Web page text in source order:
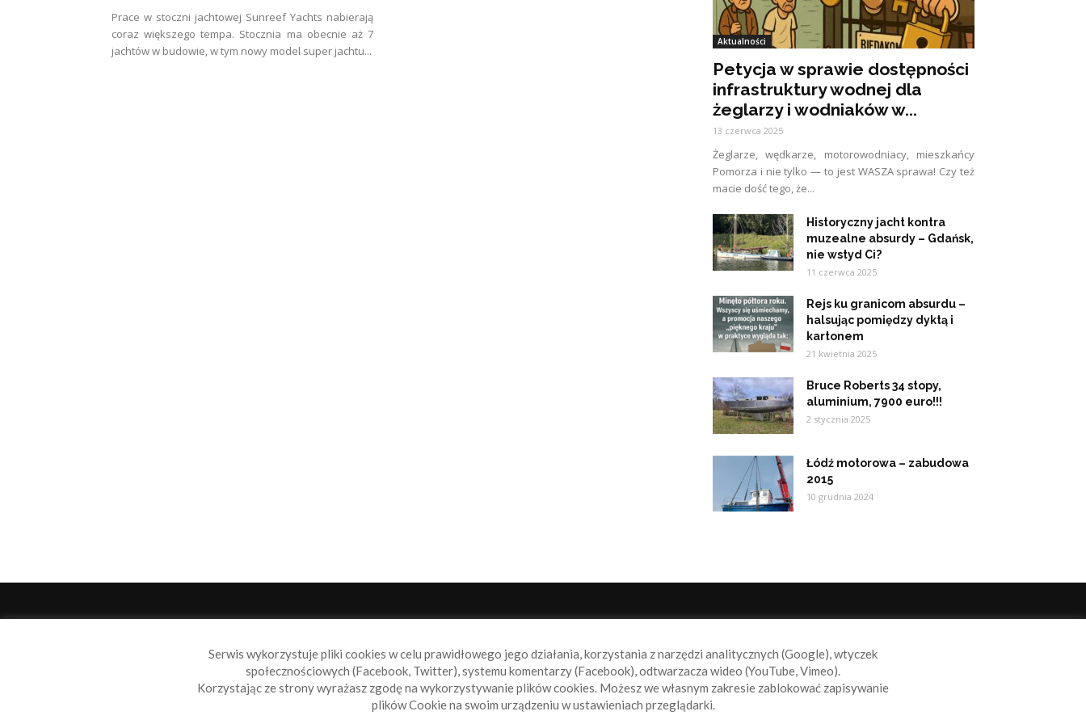
Prace w stoczni jachtowej Sunreef Yachts nabierają
coraz większego tempa. Stocznia ma obecnie aż 7
jachtów w budowie, w tym nowy model super jachtu...
Aktualności
Petycja w sprawie dostępności
infrastruktury wodnej dla
żeglarzy i wodniaków w...
13 czerwca 2025
Żeglarze, wędkarze, motorowodniacy, mieszkańcy
Pomorza i nie tylko — to jest WASZA sprawa! Czy też
macie dość tego, że...
Historyczny jacht kontra
muzealne absurdy – Gdańsk,
nie wstyd Ci?
11 czerwca 2025
Rejs ku granicom absurdu –
halsując pomiędzy dyktą i
kartonem
21 kwietnia 2025
Bruce Roberts 34 stopy,
aluminium, 7900 euro!!!
2 stycznia 2025
Łódź motorowa – zabudowa
2015
10 grudnia 2024
Sailbook.pl to miejsce dla wszystkich, którzy szukają aktualnych
wiadomości ze świata żeglarstwa, świata motorowodniactwa i
nie tylko.
Serwis wykorzystuje pliki cookies w celu prawidłowego jego działania, korzystania z narzędzi analitycznych (Google), wtyczek
społecznościowych (Facebook, Twitter), systemu komentarzy (Facebook), odtwarzacza wideo (YouTube, Vimeo).
Korzystając ze strony wyrażasz zgodę na wykorzystywanie plików cookies. Możesz we własnym zakresie zablokować zapisywanie
plików Cookie na swoim urządzeniu w ustawieniach przeglądarki.